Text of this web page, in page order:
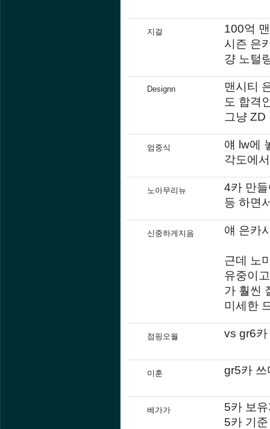
지걸
100억
시즌 은
걍 노털
Designn
맨시티
도 합격
그냥 ZD
엄중식
얘 lw에
각도에
노아무리뉴
4카 만
등 하면
신중하게지음 얘 은카
근데 노
유중이
가 훨씬
미세한
점핑오월 vs gr6
미훈 gr5카 쓰
베가가
5카 보
5카 기